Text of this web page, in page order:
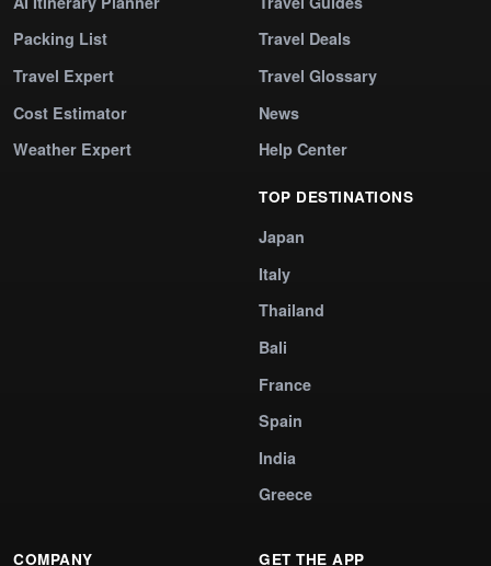
Packing List
Travel Expert
Cost Estimator
Weather Expert
Travel Deals
Travel Glossary
News
Help Center
TOP DESTINATIONS
Japan
Italy
Thailand
Bali
France
Spain
India
Greece
COMPANY GET THE APP